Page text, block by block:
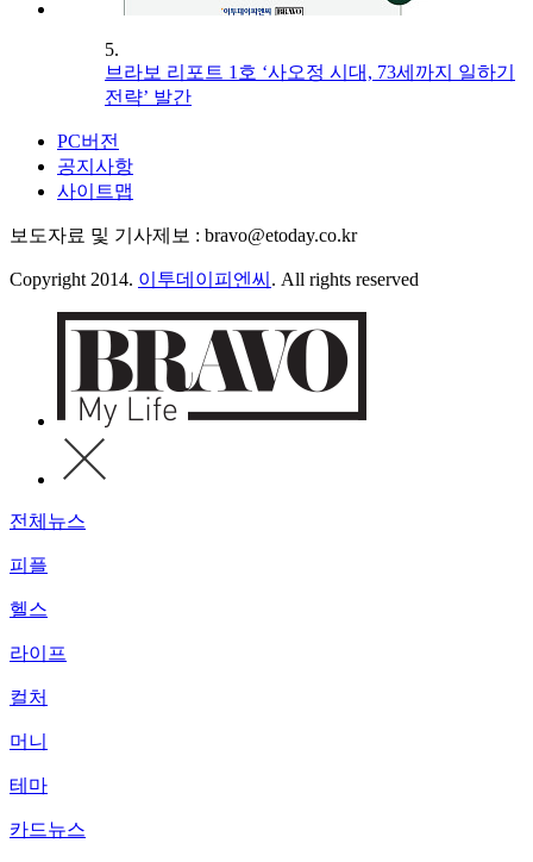
5.
브라보 리포트 1호 ‘사오정 시대, 73세까지 일하기
전략’ 발간
PC버전
공지사항
사이트맵
보도자료 및 기사제보 : bravo@etoday.co.kr
Copyright 2014. 이투데이피엔씨 . All rights reserved
전체뉴스
피플
헬스
라이프
컬처
머니
테마
카드뉴스